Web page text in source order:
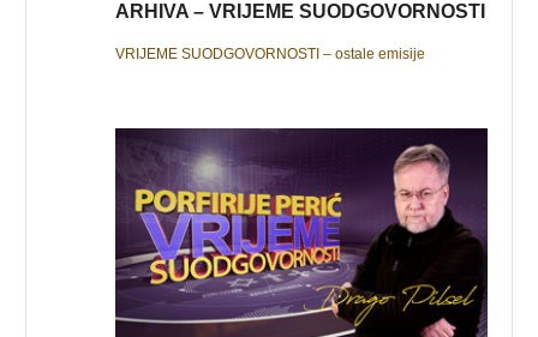
ARHIVA – VRIJEME SUODGOVORNOSTI
VRIJEME SUODGOVORNOSTI – ostale emisije